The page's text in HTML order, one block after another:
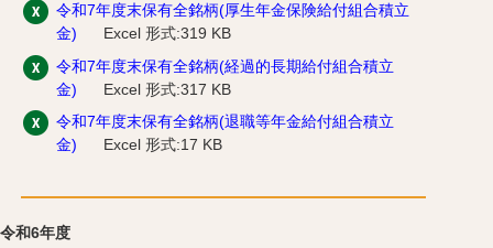
令和7年度末保有全銘柄(厚生年金保険給付組合積立
金)
Excel 形式:319 KB
令和7年度末保有全銘柄(経過的長期給付組合積立
金)
Excel 形式:317 KB
令和7年度末保有全銘柄(退職等年金給付組合積立
金)
Excel 形式:17 KB
令和6年度